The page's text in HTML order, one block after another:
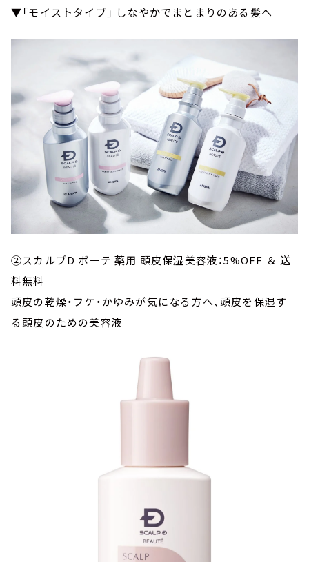
▼「モイストタイプ」 しなやかでまとまりのある髪へ
②スカルプD ボーテ 薬用 頭皮保湿美容液：5%OFF ＆ 送
料無料
頭皮の乾燥・フケ・かゆみが気になる方へ、頭皮を保湿す
る頭皮のための美容液